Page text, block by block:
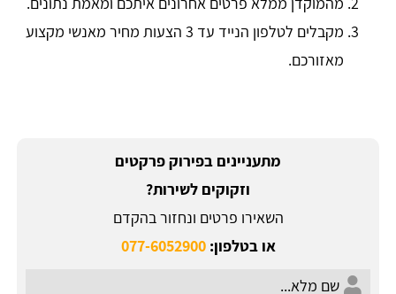
מקבלים לטלפון הנייד עד 3 הצעות מחיר מאנשי מקצוע
מאזורכם.
מתעניינים בפירוק פרקטים
וזקוקים לשירות?
השאירו פרטים ונחזור בהקדם
או בטלפון:077-6052900